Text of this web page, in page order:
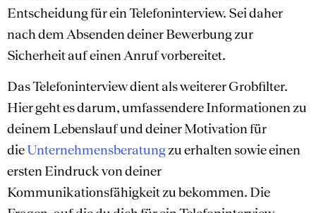
Entscheidung für ein Telefoninterview. Sei daher
nach dem Absenden deiner Bewerbung zur
Sicherheit auf einen Anruf vorbereitet.
Das Telefoninterview dient als weiterer Grobfilter.
Hier geht es darum, umfassendere Informationen zu
deinem Lebenslauf und deiner Motivation für
dieUnternehmensberatungzu erhalten sowie einen
ersten Eindruck von deiner
Kommunikationsfähigkeit zu bekommen. Die